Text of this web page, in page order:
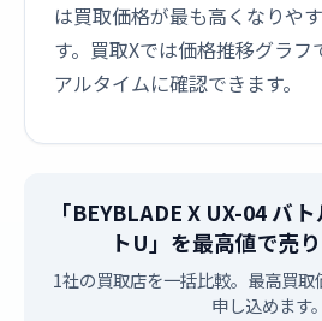
は買取価格が最も高くなりや
す。買取Xでは価格推移グラフ
アルタイムに確認できます。
「BEYBLADE X UX-04 バ
トU」を最高値で売
1社の買取店を一括比較。最高買取
申し込めます。